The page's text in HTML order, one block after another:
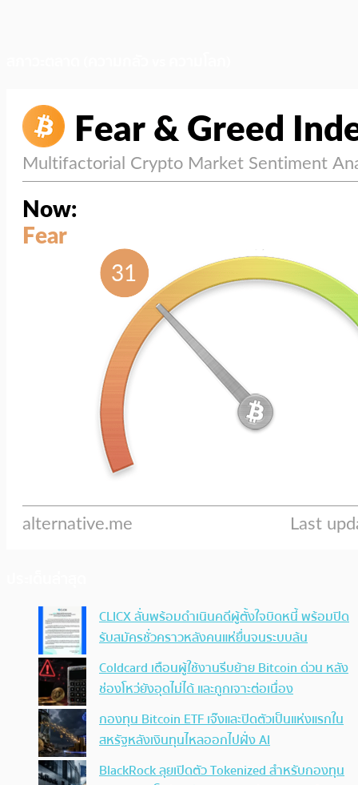
CLICX ลั่นพร้อมดำเนินคดีผู้ตั้งใจบิดหนี้ พร้อมปิด
รับสมัครชั่วคราวหลังคนแห่ยื่นจนระบบล้น
Coldcard เตือนผู้ใช้งานรีบย้าย Bitcoin ด่วน หลัง
ช่องโหว่ยังอุดไม่ได้ และถูกเจาะต่อเนื่อง
กองทุน Bitcoin ETF เจ๊งและปิดตัวเป็นแห่งแรกใน
สหรัฐหลังเงินทุนไหลออกไปฝั่ง AI
BlackRock ลุยเปิดตัว Tokenized สำหรับกองทุน